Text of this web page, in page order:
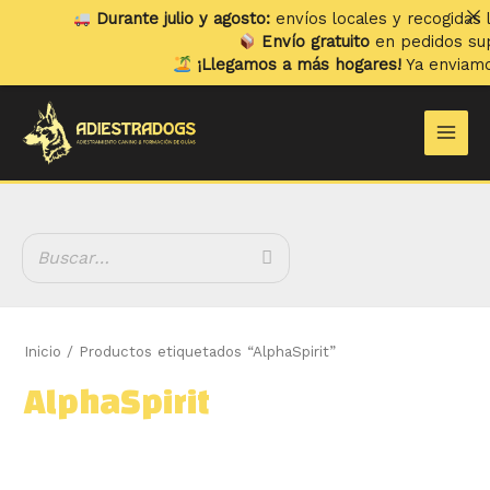
Inicio / Productos etiquetados “AlphaSpirit”
AlphaSpirit
Durante julio y agosto:envíos locales y recogidas loslunes
Envío gratuitoen pedidos superiores
¡Llegamos a más hogares! Ya enviamos a